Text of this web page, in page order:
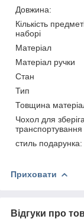
Довжина:
Кількість
наборі
Матеріал
Матеріал ручки
Стан
Тип
Товщина
Чохол для
транспортування
стиль подарунка:
Приховати
Відгуки про